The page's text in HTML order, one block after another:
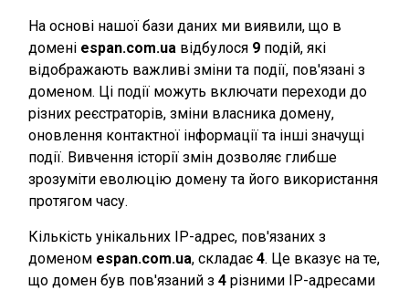
На основі нашої бази даних ми виявили, що в
домені espan.com.ua відбулося 9 подій, які
відображають важливі зміни та події, пов'язані з
доменом. Ці події можуть включати переходи до
різних реєстраторів, зміни власника домену,
оновлення контактної інформації та інші значущі
події. Вивчення історії змін дозволяє глибше
зрозуміти еволюцію домену та його використання
протягом часу.
Кількість унікальних IP-адрес, пов'язаних з
доменом espan.com.ua, складає 4. Це вказує на те,
що домен був пов'язаний з 4 різними IP-адресами